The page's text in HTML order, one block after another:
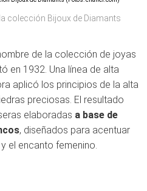
colección Bijoux de Diamants
de la colección de joyas
en 1932. Una línea de alta
aplicó los principios de la alta
preciosas. El resultado
elaboradas a base de
, diseñados para acentuar
el encanto femenino.